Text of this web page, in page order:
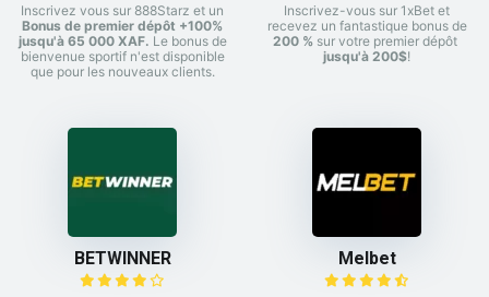
Inscrivez vous sur 888Starz et un
Bonus de premier dépôt +100%
jusqu'à 65 000 XAF. Le bonus de
bienvenue sportif n'est disponible
que pour les nouveaux clients.
Inscrivez-vous sur 1xBet et
recevez un fantastique bonus de
200 % sur votre premier dépôt
jusqu'à 200$!
BETWINNER Melbet